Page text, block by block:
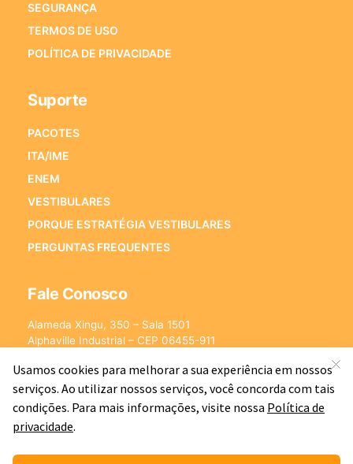
SEGURANÇA
TERMOS DE USO
POLÍTICA DE PRIVACIDADE
Suporte
PACOTES
ITA/IME
ENEM
VESTIBULARES
PORQUE ESTRATÉGIA VESTIBULARES
PERGUNTAS FREQUENTES
Fale Conosco
Alameda Xingu, 350 – Sala 1501
Alphaville Industrial – CEP 06455-911
E-mail:[email protected]
©2026 - Estratégia Vestibulares - Cursos Online para Vestibulares.